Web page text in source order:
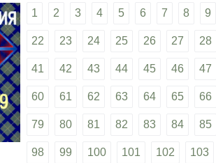
1 2 3 4 5 6 7 8 9
22 23 24 25 26 27 28
41 42 43 44 45 46 47
60 61 62 63 64 65 66
79 80 81 82 83 84 85
98 99 100 101 102 103